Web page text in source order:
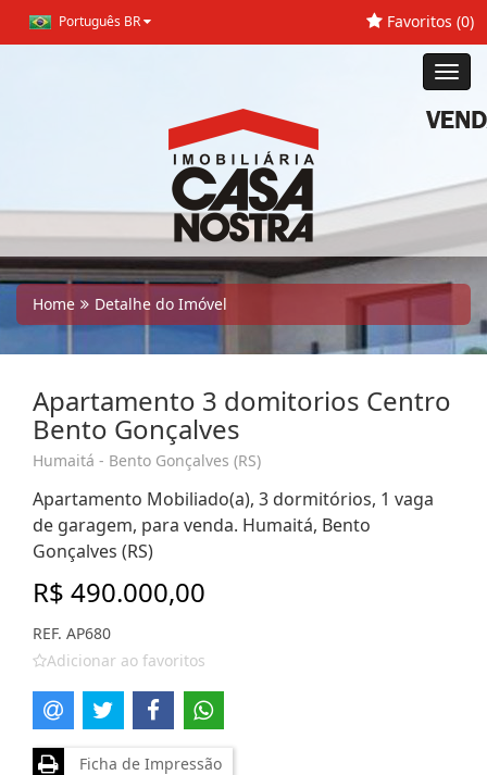
Português BR Favoritos (0)
Home Detalhe do Imóvel
Apartamento 3 domitorios Centro
Bento Gonçalves
Humaitá - Bento Gonçalves (RS)
Apartamento Mobiliado(a), 3 dormitórios, 1 vaga
de garagem, para venda. Humaitá, Bento
Gonçalves (RS)
R$ 490.000,00
REF. AP680
Adicionar ao favoritos
Ficha de Impressão